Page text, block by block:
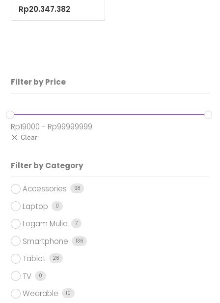
Rp20.347.382
Filter by Price
Rp19000 - Rp99999999
Filter by Category
Accessories 98
Laptop 0
Logam Mulia 7
Smartphone 136
Tablet 26
TV 0
Wearable 10